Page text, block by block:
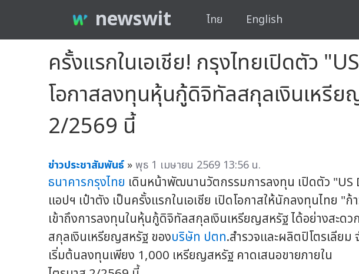
newswit ไทย English
ครั้งแรกในเอเชีย! กรุงไทยเปิดตัว
โอกาสลงทุนหุ้นกู้ดิจิทัลสกุลเงินเหรี
2/2569 นี้
ข่าวประชาสัมพันธ์ »พุธ 1 เมษายน 2569 13:56 น.
ธนาคารกรุงไทย เดินหน้าพัฒนานวัตกรรมการลงทุน เปิดตัว
แอปฯ เป๋าตัง เป็นครั้งแรกในเอเชีย เปิดโอกาสให้นักลงทุนไทย
เข้าถึงการลงทุนในหุ้นกู้ดิจิทัลสกุลเงินเหรียญสหรัฐ ได้อย่างสะด
สกุลเงินเหรียญสหรัฐ ของบริษัท ปตท.สำรวจและผลิตปิโตรเลีย
เริ่มต้นลงทุนเพียง 1,000 เหรียญสหรัฐ คาดเสนอขายภายใน